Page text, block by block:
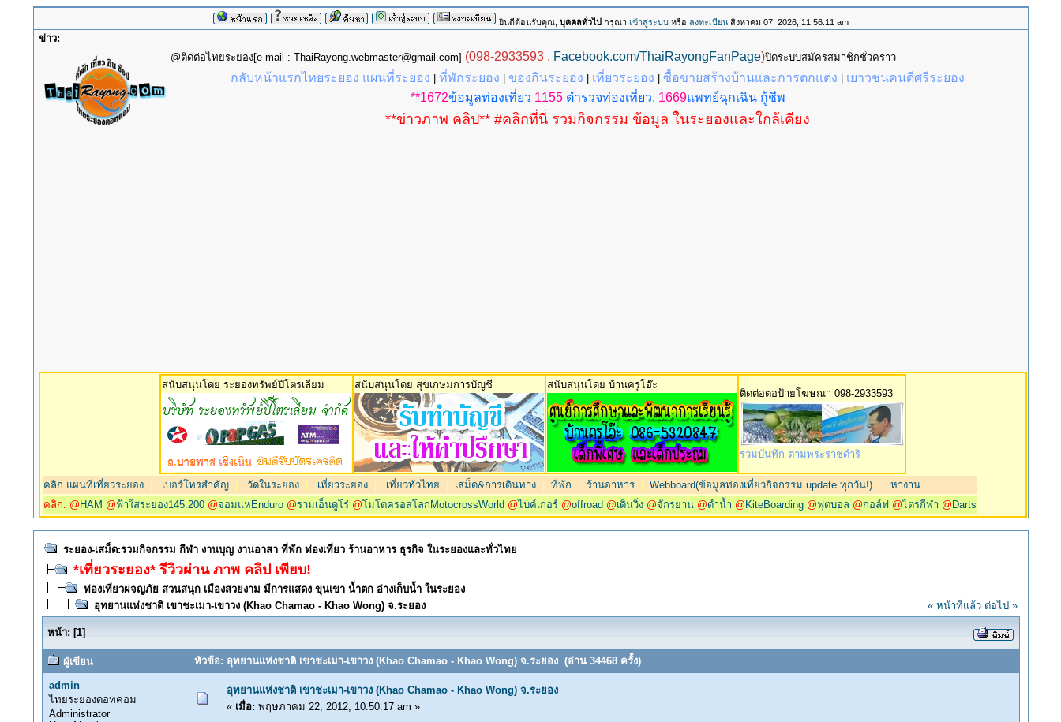
ยินดีต้อนรับคุณ, บุคคลทั่วไป กรุณา เข้าสู่ระบบ หรือ ลงทะเบียน สิงหาคม 07, 2026, 11:56:11 am
ข่าว:
@ติดต่อไทยระยอง[e-mail : ThaiRayong.webmaster@gmail.com] (098-2933593 , Facebook.com/ThaiRayongFanPage)ปิดระบบสมัครสมาชิกชั่วคราว
กลับหน้าแรกไทยระยอง แผนที่ระยอง |ที่พักระยอง |ของกินระยอง เที่ยวระยอง |ซื้อขายสร้างบ้านและการตกแต่ง
เยาวชนคนดีศรีระยอง
**1672ข้อมูลท่องเที่ยว 1155ตำรวจท่องเที่ยว, 1669แพทย์ฉุกเฉิน กู้ชีพ
**ข่าวภาพ คลิป** #คลิกที่นี่ รวมกิจกรรม ข้อมูล ในระยองและใกล้เคียง
สนับสนุนโดย ระยองทรัพย์ปิโตรเลียม สนับสนุนโดย สุขเกษมการบัญชี สนับสนุนโดย บ้านครูโอ๊ะ
ติดต่อต่อป้ายโฆษณา 098-2933593
รวมบันทึก ตามพระราชดำริ
คลิก แผนที่เที่ยวระยอง เบอร์โทรสำคัญ วัดในระยอง เที่ยวระยอง เที่ยวทั่วไทย เสม็ด&การเดินทาง |ที่พัก |ร้านอาหาร |Webboard(ข้อมูลท่องเที่ยวกิจกรรม update ทุกวัน!) |หางาน
คลิก: @ HAM @ฟ้าใสระยอง145.200 @จอมแหEnduro @รวมเอ็นดูโร่ @โมโตครอสโลกMotocrossWorld @ไบค์เกอร์ @offroad @เดินวิ่ง @จักรยาน @ดำน้ำ @ KiteBoarding @ฟุตบอล @กอล์ฟ @ไตรกีฬา @ Darts
ระยอง-เสม็ด:รวมกิจกรรม กีฬา งานบุญ งานอาสา ที่พัก ท่องเที่ยว ร้านอาหาร ธุรกิจ ในระยองและทั่วไทย
*เที่ยวระยอง* รีวิวผ่าน ภาพ คลิป เพียบ!
ท่องเที่ยวผจญภัย สวนสนุก เมืองสวยงาม มีการแสดง ขุนเขา น้ำตก อ่างเก็บน้ำ ในระยอง
อุทยานแห่งชาติ เขาชะเมา-เขาวง (Khao Chamao - Khao Wong) จ.ระยอง
« หน้าที่แล้ว ต่อไป »
หน้า: [1]
ผู้เขียน หัวข้อ: อุทยานแห่งชาติ เขาชะเมา-เขาวง (Khao Chamao - Khao Wong) จ.ระยอง (อ่าน 34468 ครั้ง)
admin
ไทยระยองดอทคอม
Administrator
อุทยานแห่งชาติ เขาชะเมา-เขาวง (Khao Chamao - Khao Wong) จ.ระยอง
« เมื่อ: พฤษภาคม 22, 2012, 10:50:17 am »